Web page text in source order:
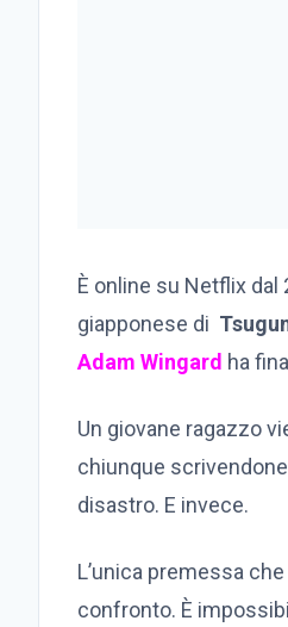
È online su Netflix dal
giapponese di
Adam Wingard ha
Un giovane ragazzo
chiunque
disastro. E invece.
L’unica premessa
confronto. È